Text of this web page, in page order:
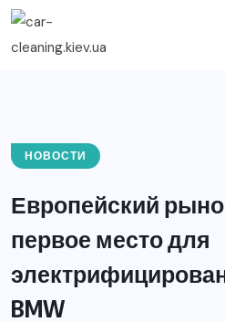
НОВОСТИ
Европейский
первое место для
BMW